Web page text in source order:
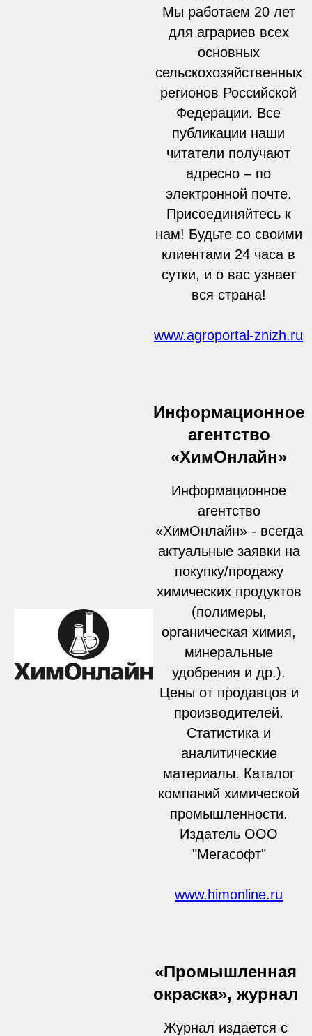
Мы работаем 20 лет
для аграриев всех
основных
сельскохозяйственных
регионов Российской
Федерации. Все
публикации наши
читатели получают
адресно – по
электронной почте.
Присоединяйтесь к
нам! Будьте со своими
клиентами 24 часа в
сутки, и о вас узнает
вся страна!
www.agroportal-znizh.ru
Информационное
агентство
«ХимОнлайн»
Информационное
агентство
«ХимОнлайн» - всегда
актуальные заявки на
покупку/продажу
химических продуктов
(полимеры,
органическая химия,
минеральные
удобрения и др.).
Цены от продавцов и
производителей.
Статистика и
аналитические
материалы. Каталог
компаний химической
промышленности.
Издатель ООО
"Мегасофт"
www.himonline.ru
«Промышленная
окраска», журнал
Журнал издается с